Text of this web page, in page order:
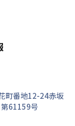
町番地12-24赤坂
61159号